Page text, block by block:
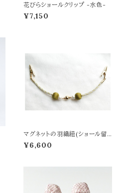
花びらショールクリップ -水色-
¥7,150
マグネットの羽織紐(ショール留
め) -抹茶-
¥6,600